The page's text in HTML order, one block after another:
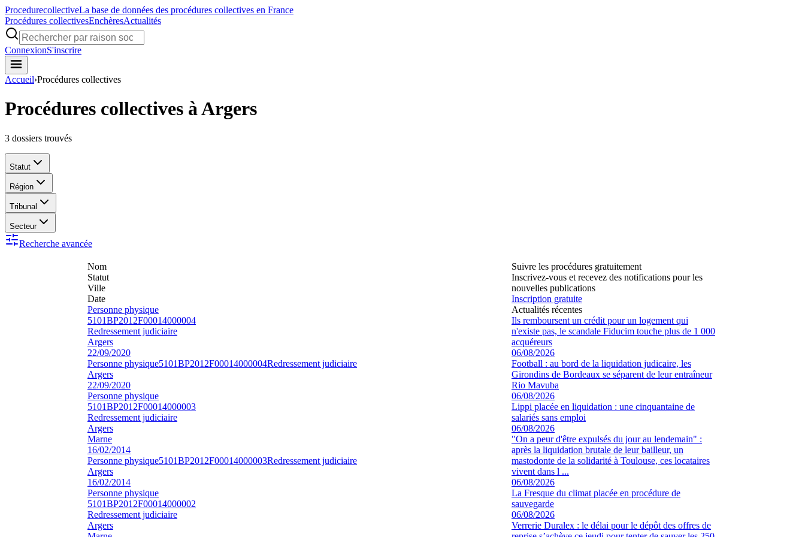
ProcedurecollectiveLa base de données des procédures collectives en France
Procédures collectivesEnchèresActualités
ConnexionS'inscrire
Accueil›Procédures collectives
Procédures collectives à Argers
3 dossiers trouvés
Statut
Région
Tribunal
Secteur
Recherche avancée
Nom
Statut
Ville
Date
Personne physique
5101BP2012F00014000004
Redressement judiciaire
Argers
22/09/2020
Personne physique5101BP2012F00014000004Redressement judiciaire
Argers
22/09/2020
Personne physique
5101BP2012F00014000003
Redressement judiciaire
Argers
Marne
16/02/2014
Personne physique5101BP2012F00014000003Redressement judiciaire
Argers
16/02/2014
Personne physique
5101BP2012F00014000002
Redressement judiciaire
Argers
Suivre les procédures gratuitement
Inscrivez-vous et recevez des notifications pour les
nouvelles publications
Inscription gratuite
Actualités récentes
Ils remboursent un crédit pour un logement qui
n'existe pas, le scandale Fiducim touche plus de 1 000
acquéreurs
06/08/2026
Football : au bord de la liquidation judicaire, les
Girondins de Bordeaux se séparent de leur entraîneur
Rio Mavuba
06/08/2026
Lippi placée en liquidation : une cinquantaine de
salariés sans emploi
06/08/2026
"On a peur d'être expulsés du jour au lendemain" :
après la liquidation brutale de leur bailleur, un
mastodonte de la solidarité à Toulouse, ces locataires
vivent dans l ...
06/08/2026
La Fresque du climat placée en procédure de
sauvegarde
06/08/2026
Verrerie Duralex : le délai pour le dépôt des offres de